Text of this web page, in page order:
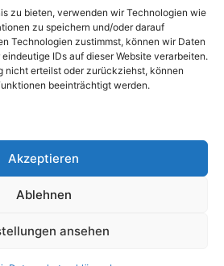
zu bieten, verwenden wir Technologien wie
zu speichern und/oder darauf
Technologien zustimmst, können wir Daten
IDs auf dieser Website verarbeiten.
nicht erteilst oder zurückziehst, können
beeinträchtigt werden.
Akzeptieren
Ablehnen
ansehen
FH